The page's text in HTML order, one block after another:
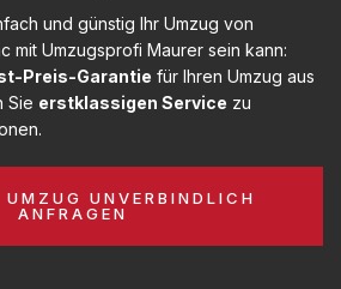
und günstig Ihr Umzug von
mit Umzugsprofi Maurer sein kann:
Preis-Garantie für Ihren Umzug aus
Sie erstklassigen Service zu
UMZUG UNVERBINDLICH
ANFRAGEN